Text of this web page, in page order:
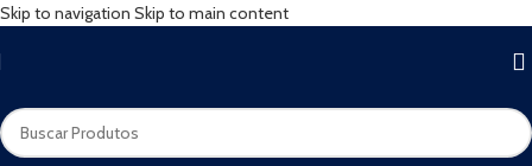
Skip to navigation Skip to main content